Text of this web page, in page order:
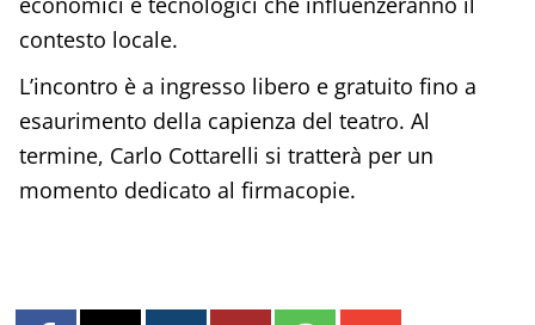
contesto locale.
L’incontro è a ingresso libero e gratuito fino a
esaurimento della capienza del teatro. Al
termine, Carlo Cottarelli si tratterà per un
momento dedicato al firmacopie.